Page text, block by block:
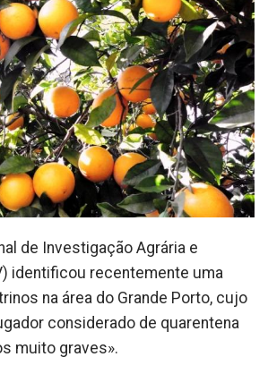
de Investigação Agrária e
identificou recentemente uma
na área do Grande Porto, cujo
considerado de quarentena
muito graves».